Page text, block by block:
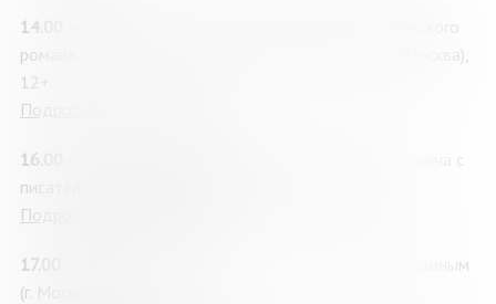
14.00
романа писателя, психолога Натальи Сурьевой, (г. Москва),
12+
Подробнее о мероприятии
16.00
– «Служу книге. Служу слову»: творческая встреча с
писателем Андреем Рубановым (г. Москва), 12+
Подробнее о мероприятии
17.00
Творческая встреча с поэтом Андреем Коровиным
(г. Москва), 12+